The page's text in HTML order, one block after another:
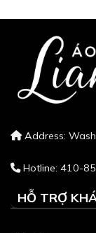
Address:
Hotline: 410-
HỖ TRỢ